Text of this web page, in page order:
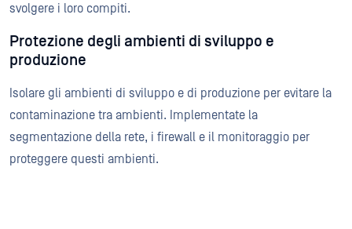
svolgere i loro compiti.
Protezione degli ambienti di sviluppo e
produzione
Isolare gli ambienti di sviluppo e di produzione per evitare la
contaminazione tra ambienti. Implementate la
segmentazione della rete, i firewall e il monitoraggio per
proteggere questi ambienti.